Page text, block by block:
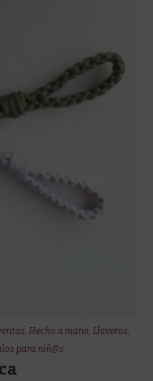
, Hecho a mano, Llaveros,
para niñ@s